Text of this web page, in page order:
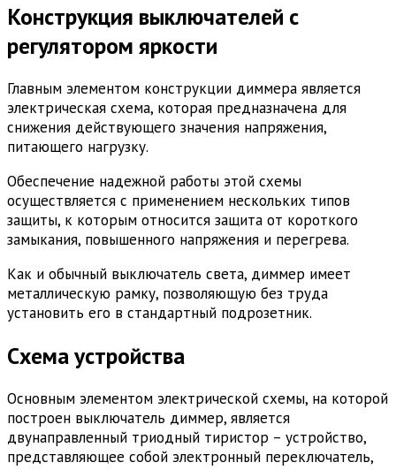
Конструкция выключателей с
регулятором яркости
Главным элементом конструкции диммера является
электрическая схема, которая предназначена для
снижения действующего значения напряжения,
питающего нагрузку.
Обеспечение надежной работы этой схемы
осуществляется с применением нескольких типов
защиты, к которым относится защита от короткого
замыкания, повышенного напряжения и перегрева.
Как и обычный выключатель света, диммер имеет
металлическую рамку, позволяющую без труда
установить его в стандартный подрозетник.
Схема устройства
Основным элементом электрической схемы, на которой
построен выключатель диммер, является
двунаправленный триодный тиристор – устройство,
представляющее собой электронный переключатель,